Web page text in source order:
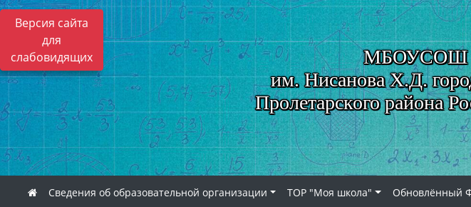
Версия сайта
для
слабовидящих
МБОУСОШ
им. Нисанова Х.Д.
Пролетарского района
Сведения об образовательной организации ТОР "Моя школа" Обновлённый